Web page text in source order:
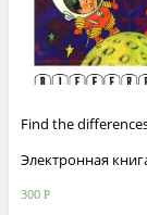
Find the
Электронная
300 Р